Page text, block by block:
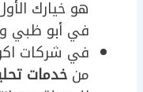
هو خيارك
في أبو ظبي
في شركات
من خدمات